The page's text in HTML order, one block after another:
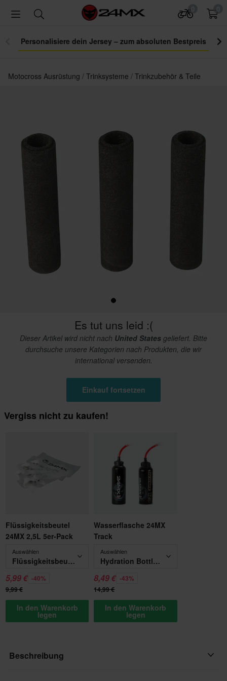
Personalisiere dein Jersey – zum absoluten Bestpreis
Motocross Ausrüstung Trinksysteme Trinkzubehör & Teile
Es tut uns leid :(
Dieser Artikel wird nicht nach United States geliefert. Bitte
durchsuche unsere Kategorien nach Produkten, die wir
international versenden.
Einkauf fortsetzen
Vergiss nicht zu kaufen!
Flüssigkeitsbeutel
24MX 2,5L 5er-Pack
Auswählen
Flüssigkeitsbeutel 24MX 2,5L 5er-Pack
5,99 € -40%
9,99 €
In den Warenkorb
legen
Wasserflasche 24MX
Track
Auswählen
Hydration Bottle 0,8L
8,49 € -43%
14,99 €
In den Warenkorb
legen
Beschreibung